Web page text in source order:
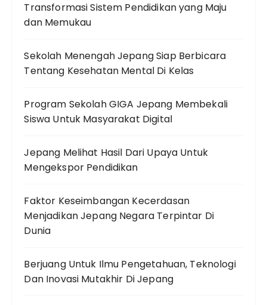
Transformasi Sistem Pendidikan yang Maju
dan Memukau
Sekolah Menengah Jepang Siap Berbicara
Tentang Kesehatan Mental Di Kelas
Program Sekolah GIGA Jepang Membekali
Siswa Untuk Masyarakat Digital
Jepang Melihat Hasil Dari Upaya Untuk
Mengekspor Pendidikan
Faktor Keseimbangan Kecerdasan
Menjadikan Jepang Negara Terpintar Di
Dunia
Berjuang Untuk Ilmu Pengetahuan, Teknologi
Dan Inovasi Mutakhir Di Jepang